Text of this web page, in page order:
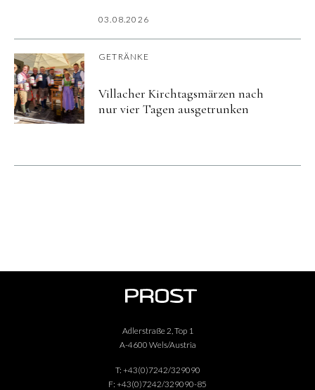
03.08.2026
GETRÄNKE
Villacher Kirchtagsmärzen nach
nur vier Tagen ausgetrunken
Adlerstraße 2, Top 1
A-4600 Wels/Austria
T: +43(0)7242/329090
F: +43(0)7242/329090-85